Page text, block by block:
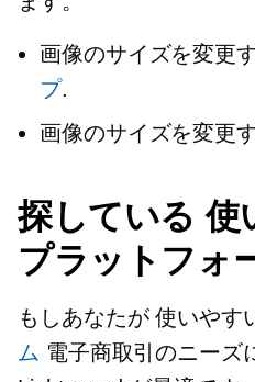
画像のサイズを変更
プ.
画像のサイズを変更
探している使
プラットフォ
もしあなたが使いやす
ム 電子商取引のニーズ